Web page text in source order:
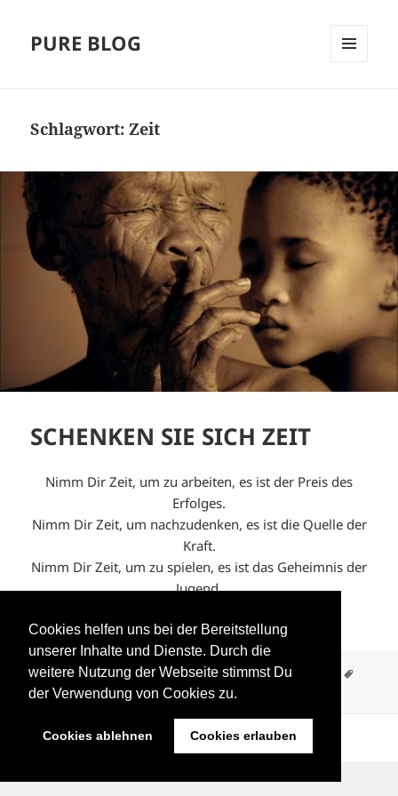
Cookies helfen uns bei der Bereitstellung
unserer Inhalte und Dienste. Durch die
weitere Nutzung der Webseite stimmst Du
der Verwendung von Cookies zu.
Cookies ablehnen Cookies erlauben
PURE BLOG
Schlagwort:Zeit
SCHENKEN SIE SICH ZEIT
Nimm Dir Zeit, um zu arbeiten, es ist der Preis des
Erfolges.
Nimm Dir Zeit, um nachzudenken, es ist die Quelle der
Kraft.
Nimm Dir Zeit, um zu spielen, es ist das Geheimnis der
Jugend.
Veröffentlicht
am
22. Dezember 2011 Autor
Stephanie Zarnic Kategorien
Gedanken
Ashes & Snow,Zeit 44 Kommentarezu SCHENKEN SIE SICH ZEIT
Datenschutzbelehrung Mit Stolz präsentiert von WordPress